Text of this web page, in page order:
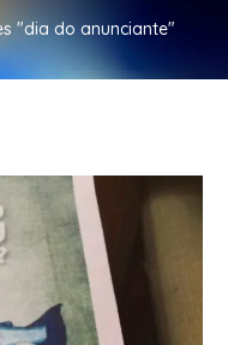
"dia do anunciante"